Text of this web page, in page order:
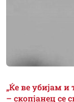
„Ќе ве убијам и
– скопјанец се